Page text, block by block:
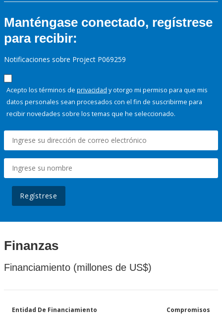
Manténgase conectado, regístrese
para recibir:
Notificaciones sobre Project P069259
Acepto los términos de privacidad y otorgo mi permiso para que mis
datos personales sean procesados con el fin de suscribirme para
recibir novedades sobre los temas que he seleccionado.
Regístrese
Finanzas
Financiamiento (millones de US$)
Entidad De Financiamiento Compromisos